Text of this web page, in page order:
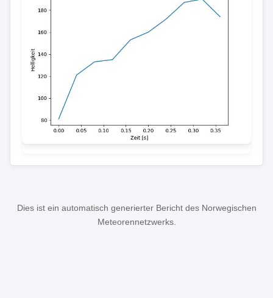
Dies ist ein automatisch generierter Bericht des Norwegischen
Meteorennetzwerks.